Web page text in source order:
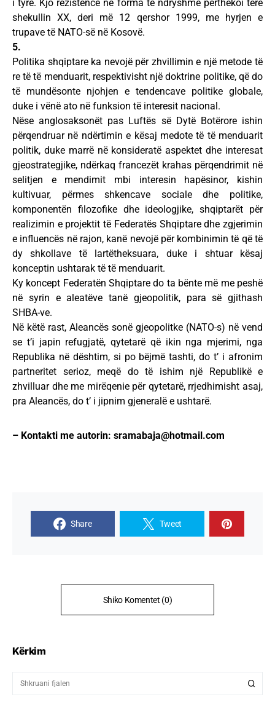
i tyre. Kjo rezistencë në forma të ndryshme përthekoi tërë
shekullin XX, deri më 12 qershor 1999, me hyrjen e
trupave të NATO-së në Kosovë.
5.
Politika shqiptare ka nevojë për zhvillimin e një metode të
re të të menduarit, respektivisht një doktrine politike, që do
të mundësonte njohjen e tendencave politike globale,
duke i vënë ato në funksion të interesit nacional.
Nëse anglosaksonët pas Luftës së Dytë Botërore ishin
përqendruar në ndërtimin e kësaj medote të të menduarit
politik, duke marrë në konsideratë aspektet dhe interesat
gjeostrategjike, ndërkaq francezët krahas përqendrimit në
selitjen e mendimit mbi interesin hapësinor, kishin
kultivuar, përmes shkencave sociale dhe politike,
komponentën filozofike dhe ideologjike, shqiptarët për
realizimin e projektit të Federatës Shqiptare dhe zgjerimin
e influencës në rajon, kanë nevojë për kombinimin të që të
dy shkollave të lartëtheksuara, duke i shtuar kësaj
konceptin ushtarak të të menduarit.
Ky koncept Federatën Shqiptare do ta bënte më me peshë
në syrin e aleatëve tanë gjeopolitik, para së gjithash
SHBA-ve.
Në këtë rast, Aleancës sonë gjeopolitke (NATO-s) në vend
se t’i japin refugjatë, qytetarë që ikin nga mjerimi, nga
Republika në dështim, si po bëjmë tashti, do t’ i afronim
partneritet serioz, meqë do të ishim një Republikë e
zhvilluar dhe me mirëqenie për qytetarë, rrjedhimisht asaj,
pra Aleancës, do t’ i jipnim gjeneralë e ushtarë.
– Kontakti me autorin: sramabaja@hotmail.com
Share Tweet
Shiko Komentet (0)
Kërkim